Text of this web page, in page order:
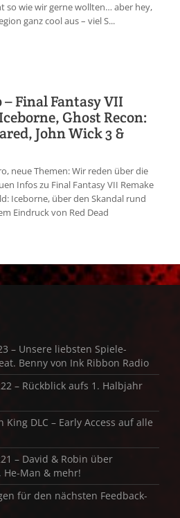
so wie wir gerne wollten… aber hey,
ganz cool aus – viel S...
Final Fantasy VII
Ghost Recon:
John Wick 3 &
neue Themen: Wir reden über die
Infos zu Final Fantasy VII Remake
Iceborne, über den Skandal rund
Eindruck von Red Dead
– Unsere liebsten Spiele-
Benny von Ink Ribbon Radio
– Rückblick aufs 1. Halbjahr
King DLC – Early Access auf alle
– David & Robin über
He-Man & mehr!
für den nächsten Feedback-